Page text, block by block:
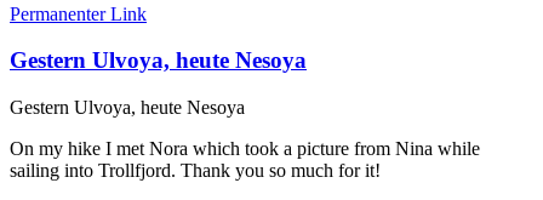
Permanenter Link
Gestern Ulvoya, heute Nesoya
Gestern Ulvoya, heute Nesoya
On my hike I met Nora which took a picture from Nina while
sailing into Trollfjord. Thank you so much for it!